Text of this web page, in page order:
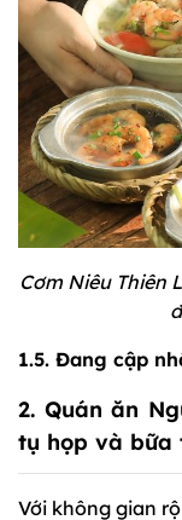
Cơm Niêu Thiên
1.5. Đang cập
2. Quán ăn
tụ họp và bữa
Với không gian